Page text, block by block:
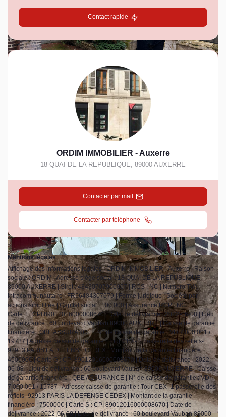
Contact rapide
ORDIM IMMOBILIER - Auxerre
18 QUAI DE LA REPUBLIQUE 89000 AUXERRE
Contacter par mail
Contacter par téléphone
Mentions légales
Affichage des informations légales : ORDIM IMMOBILIER - Auxerre | Raison
sociale : ORDIM | Adresse siège social : 18 QUAI DE LA REPUBLIQUE -
89000 AUXERRE | Siret : 48430707900067 | RCS : NC | Numero TVA
Intracommunautaire : FR56484307079 | Forme juridique : Société par
actions simplifiée | Capital social : 100 000 | Assurance RCP : NC |
Carte T : CPI 89012016000008670 | Date de délivrance : 2022-06-08 | Lieu
de délivrance : 60 boulevard Vauban 89000 AUXERRE | Caisse de garantie
financière : QBE ASSURANCE. | N° de caisse de garantie : VD 7.000.001 /
19787 | Adresse caisse de garantie : Tour CBX- 1 passerelle des reflets-
92913 PARIS LA DEFENSE CEDEX | Montant de la garantie financière :
450000€ | Carte G : CPI 89012016000008670 | Date de délivrance : 2022-
06-08 | Lieu de délivrance : 60 boulevard Vauban 89000 AUXERRE | Caisse
de garantie financière : QBE ASSURANCE | N° de caisse de garantie : VD
7.000.001 / 19787 | Adresse caisse de garantie : Tour CBX- 1 passerelle des
reflets- 92913 PARIS LA DEFENSE CEDEX | Montant de la garantie
financière : 750000€ | Carte S : CPI 89012016000008670 | Date de
délivrance : 2022-06-08 | Lieu de délivrance : 60 boulevard Vauban 89000